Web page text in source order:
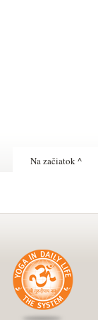
Na začiatok ^